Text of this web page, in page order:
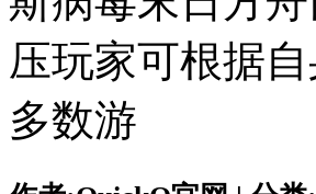
压玩家可根据
多数游